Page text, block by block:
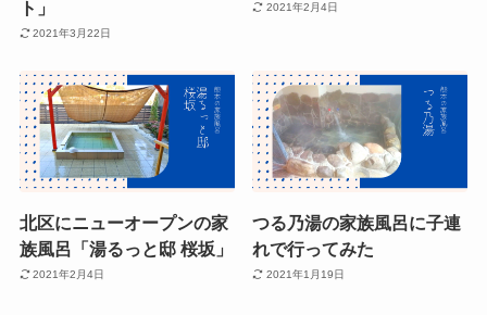
ト」
2021年3月22日
2021年2月4日
北区にニューオープンの家
族風呂「湯るっと邸 桜坂」
2021年2月4日
つる乃湯の家族風呂に子連
れで行ってみた
2021年1月19日